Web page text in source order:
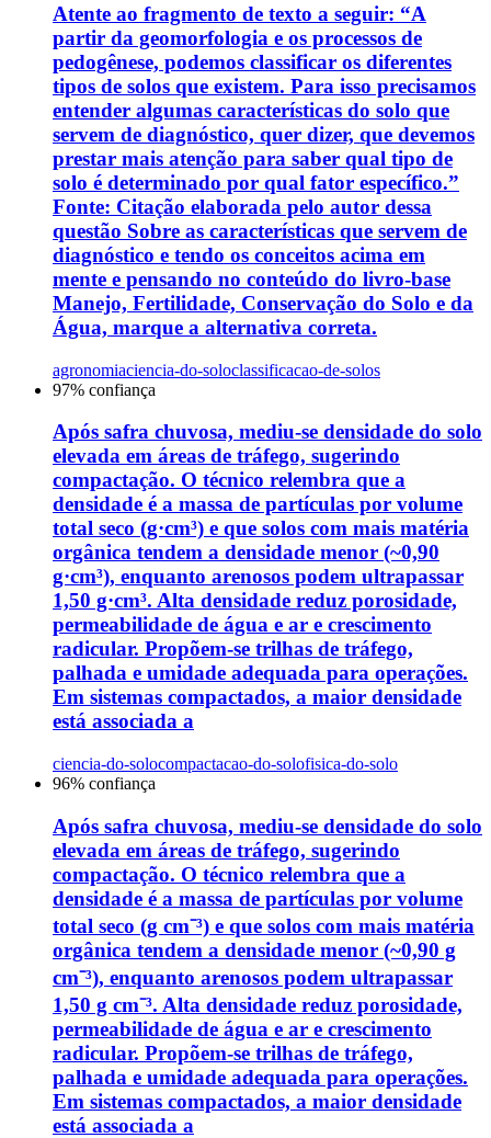
Atente ao fragmento de texto a seguir: “A
partir da geomorfologia e os processos de
pedogênese, podemos classificar os diferentes
tipos de solos que existem. Para isso precisamos
entender algumas características do solo que
servem de diagnóstico, quer dizer, que devemos
prestar mais atenção para saber qual tipo de
solo é determinado por qual fator específico.”
Fonte: Citação elaborada pelo autor dessa
questão Sobre as características que servem de
diagnóstico e tendo os conceitos acima em
mente e pensando no conteúdo do livro-base
Manejo, Fertilidade, Conservação do Solo e da
Água, marque a alternativa correta.
agronomiaciencia-do-soloclassificacao-de-solos
97% confiança
Após safra chuvosa, mediu-se densidade do solo
elevada em áreas de tráfego, sugerindo
compactação. O técnico relembra que a
densidade é a massa de partículas por volume
total seco (g·cm³) e que solos com mais matéria
orgânica tendem a densidade menor (~0,90
g·cm³), enquanto arenosos podem ultrapassar
1,50 g·cm³. Alta densidade reduz porosidade,
permeabilidade de água e ar e crescimento
radicular. Propõem-se trilhas de tráfego,
palhada e umidade adequada para operações.
Em sistemas compactados, a maior densidade
está associada a
ciencia-do-solocompactacao-do-solofisica-do-solo
96% confiança
Após safra chuvosa, mediu-se densidade do solo
elevada em áreas de tráfego, sugerindo
compactação. O técnico relembra que a
densidade é a massa de partículas por volume
total seco (g cm⁻³) e que solos com mais matéria
orgânica tendem a densidade menor (~0,90 g
cm⁻³), enquanto arenosos podem ultrapassar
1,50 g cm⁻³. Alta densidade reduz porosidade,
permeabilidade de água e ar e crescimento
radicular. Propõem-se trilhas de tráfego,
palhada e umidade adequada para operações.
Em sistemas compactados, a maior densidade
está associada a